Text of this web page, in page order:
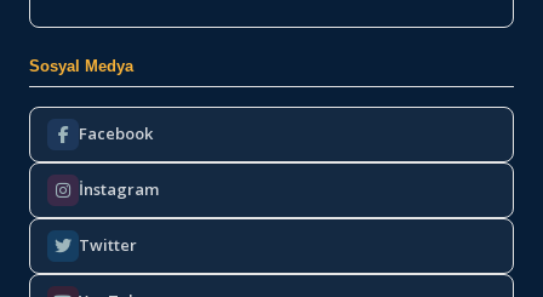
Sosyal Medya
Facebook
İnstagram
Twitter